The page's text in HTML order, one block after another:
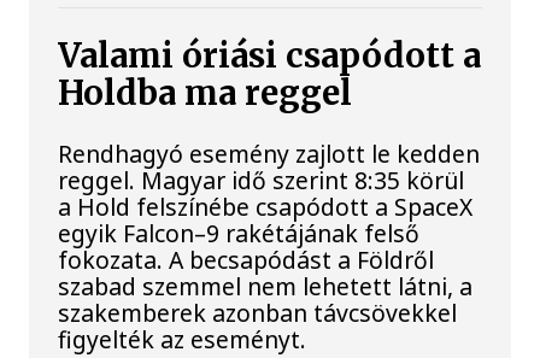
Valami óriási csapódott a
Holdba ma reggel
Rendhagyó esemény zajlott le kedden
reggel. Magyar idő szerint 8:35 körül
a Hold felszínébe csapódott a SpaceX
egyik Falcon–9 rakétájának felső
fokozata. A becsapódást a Földről
szabad szemmel nem lehetett látni, a
szakemberek azonban távcsövekkel
figyelték az eseményt.